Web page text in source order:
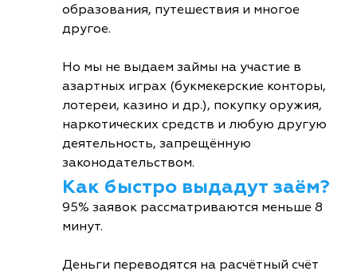
образования, путешествия и многое
другое.
Но мы не выдаем займы на участие в
азартных играх (букмекерские конторы,
лотереи, казино и др.), покупку оружия,
наркотических средств и любую другую
деятельность, запрещённую
законодательством.
Как быстро выдадут заём?
95% заявок рассматриваются меньше 8
минут.
Деньги переводятся на расчётный счёт